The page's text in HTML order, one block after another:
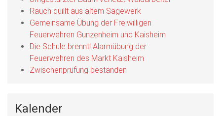
Rauch quillt aus altem Sägewerk
Gemeinsame Übung der Freiwilligen
Feuerwehren Gunzenheim und Kaisheim
Die Schule brennt! Alarmübung der
Feuerwehren des Markt Kaisheim
Zwischenprüfung bestanden
Kalender